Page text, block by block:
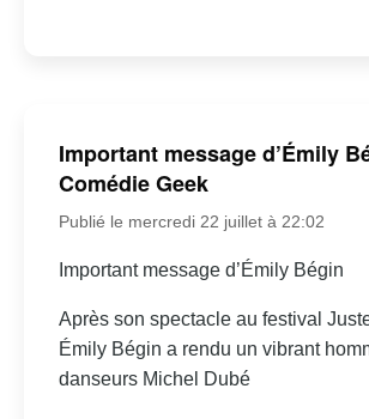
Important message d’Émily
Comédie Geek
Publié le mercredi 22 juillet à 22:02
Important message d’Émily Bégin
Après son spectacle au festival
Émily Bégin a rendu un vibrant
danseurs Michel Dubé